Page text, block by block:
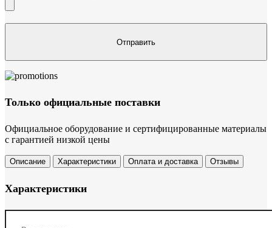
Только официальные поставки
Официальное оборудование и сертифицированные материалы
с гарантией низкой цены
Описание Характеристики Оплата и доставка Отзывы
Характеристики